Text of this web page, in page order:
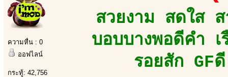
ความหื่น : 0
ออฟไลน์
กระทู้: 42,756
สวยงาม สดใส
บอบบางพอดีคำ
รอยสัก GF